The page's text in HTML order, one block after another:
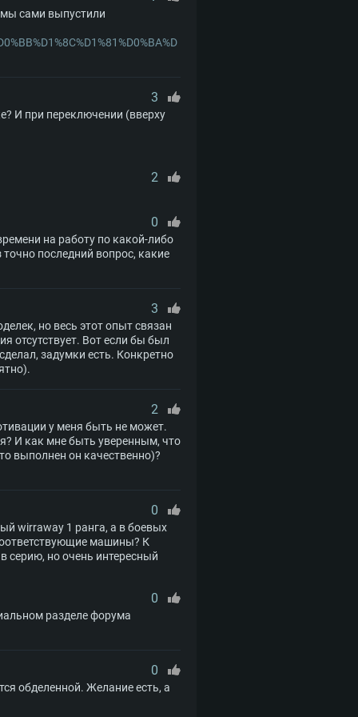
мы сами выпустили
3
И при переключении (вверху
2
0
на работу по какой-либо
точно последний вопрос, какие
3
но весь этот опыт связан
отсутствует. Вот если бы был
задумки есть. Конкретно
2
у меня быть не может.
И как мне быть уверенным, что
выполнен он качественно)?
0
wirraway 1 ранга, а в боевых
машины? К
серию, но очень интересный
0
разделе форума
0
обделенной. Желание есть, а